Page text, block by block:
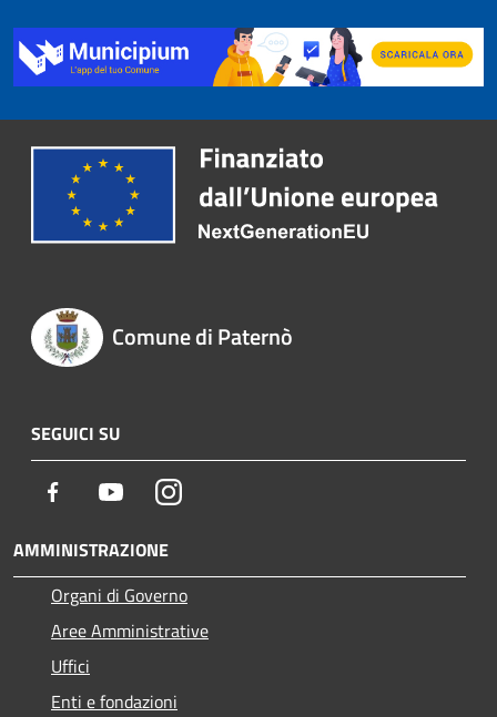
Comune di Paternò
SEGUICI SU
Facebook YoutubeInstagram
AMMINISTRAZIONE
Organi di Governo
Aree Amministrative
Uffici
Enti e fondazioni